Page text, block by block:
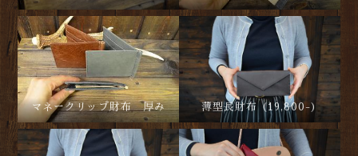
マネークリップ財布 厚み 薄型長財布 (19,800-)